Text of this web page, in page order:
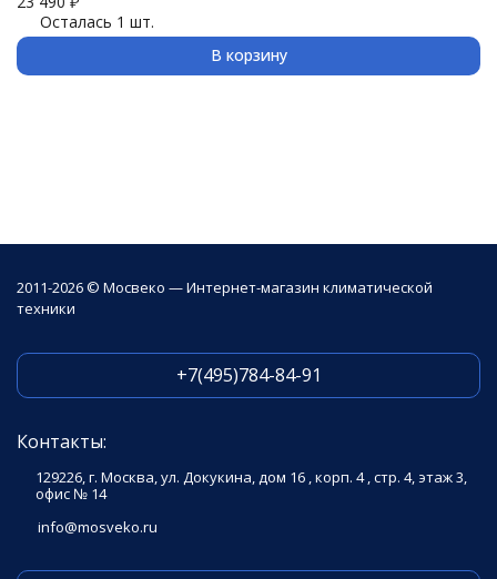
Осталась 1 шт.
В корзину
2011-2026 © Мосвеко — Интернет-магазин климатической
техники
+7(495)784-84-91
Контакты:
129226, г. Москва, ул. Докукина, дом 16 , корп. 4 , стр. 4, этаж 3,
офис № 14
info@mosveko.ru